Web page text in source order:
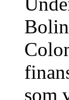
som